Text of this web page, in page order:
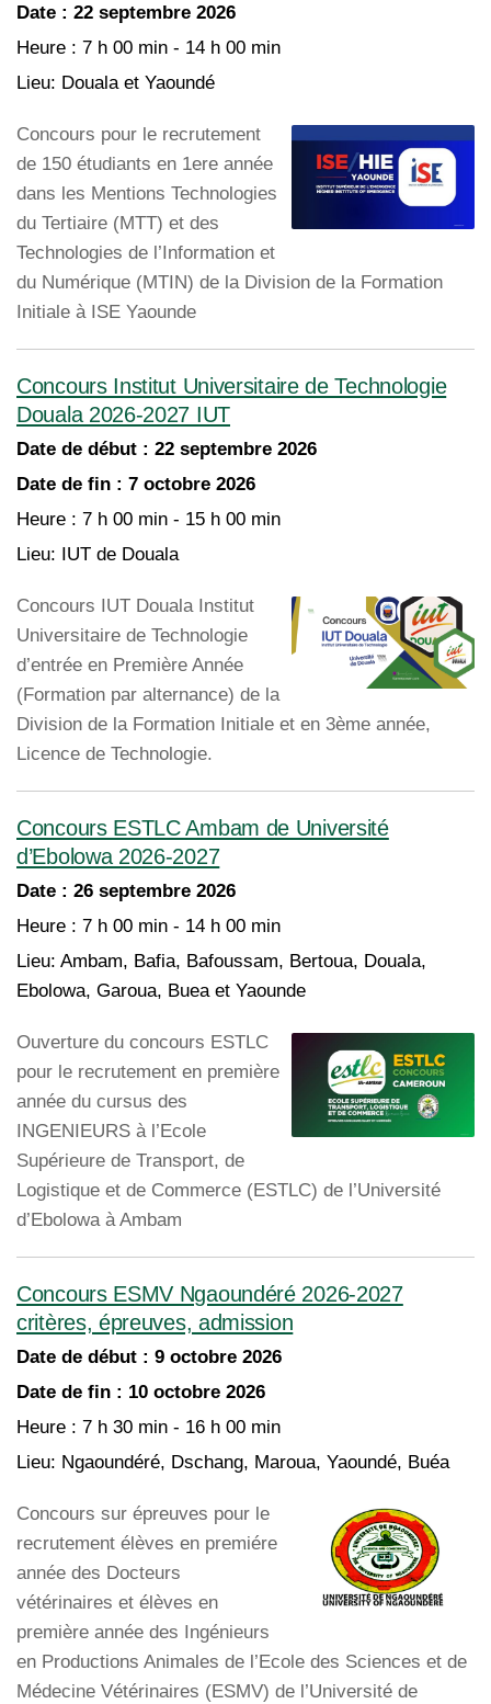
Date : 22 septembre 2026
Heure : 7 h 00 min - 14 h 00 min
Lieu: Douala et Yaoundé
Concours pour le recrutement
de 150 étudiants en 1ere année
dans les Mentions Technologies
du Tertiaire (MTT) et des
Technologies de l’Information et
du Numérique (MTIN) de la Division de la Formation
Initiale à ISE Yaounde
Concours Institut Universitaire de Technologie
Douala 2026-2027 IUT
Date de début : 22 septembre 2026
Date de fin : 7 octobre 2026
Heure : 7 h 00 min - 15 h 00 min
Lieu:
IUT de Douala
Concours IUT Douala Institut
Universitaire de Technologie
d’entrée en Première Année
(Formation par alternance) de la
Division de la Formation Initiale et en 3ème année,
Licence de Technologie.
Concours ESTLC Ambam de Université
d’Ebolowa 2026-2027
Date : 26 septembre 2026
Heure : 7 h 00 min - 14 h 00 min
Lieu: Ambam, Bafia, Bafoussam, Bertoua, Douala,
Ebolowa, Garoua, Buea et Yaounde
Ouverture du concours ESTLC
pour le recrutement en première
année du cursus des
INGENIEURS à l’Ecole
Supérieure de Transport, de
Logistique et de Commerce (ESTLC) de l’Université
d’Ebolowa à Ambam
Concours ESMV Ngaoundéré 2026-2027
critères, épreuves, admission
Date de début : 9 octobre 2026
Date de fin : 10 octobre 2026
Heure : 7 h 30 min - 16 h 00 min
Lieu: Ngaoundéré, Dschang, Maroua, Yaoundé, Buéa
Concours sur épreuves pour le
recrutement élèves en premiére
année des Docteurs
vétérinaires et élèves en
première année des Ingénieurs
en Productions Animales de l’Ecole des Sciences et de
Médecine Vétérinaires (ESMV) de l’Université de